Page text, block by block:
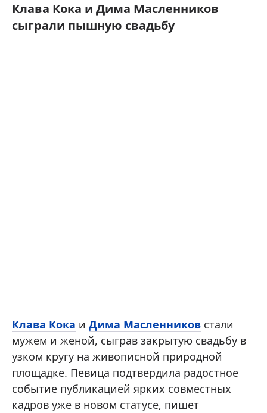
Клава Кока и Дима Масленников
сыграли пышную свадьбу
Клава Кока и Дима Масленников стали
мужем и женой, сыграв закрытую свадьбу в
узком кругу на живописной природной
площадке. Певица подтвердила радостное
событие публикацией ярких совместных
кадров уже в новом статусе, пишет